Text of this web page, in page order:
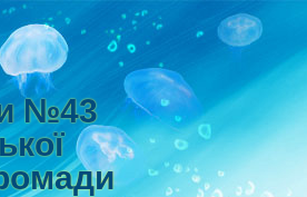
№43